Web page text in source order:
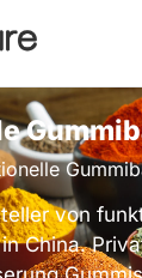
von
China.